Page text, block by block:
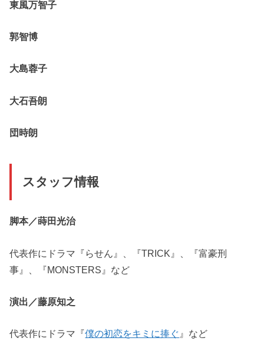
東風万智子
郭智博
大島蓉子
大石吾朗
団時朗
スタッフ情報
脚本／蒔田光治
代表作にドラマ『らせん』、『TRICK』、『富豪刑
事』、『MONSTERS』など
演出／藤原知之
代表作にドラマ『僕の初恋をキミに捧ぐ 』など